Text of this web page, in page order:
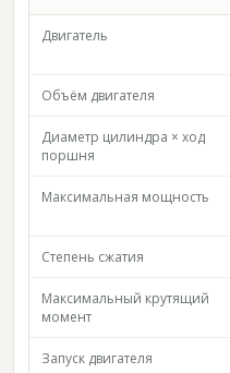
Двигатель
Объём двигателя
Диаметр цилиндра × ход
поршня
Максимальная мощность
Степень сжатия
Максимальный крутящий
момент
Запуск двигателя